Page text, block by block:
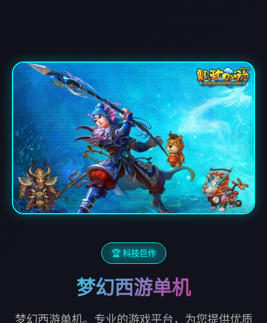
🏆 科技巨作
梦幻西游单机
梦幻西游单机。专业的游戏平台，为您提供优质